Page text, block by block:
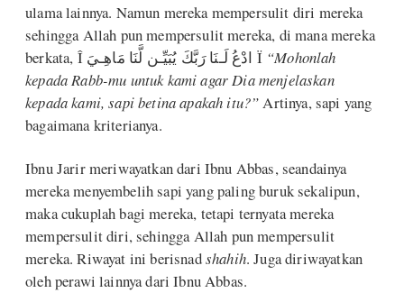
ulama lainnya. Namun mereka mempersulit diri mereka
sehingga Allah pun mempersulit mereka, di mana mereka
berkata, Î ادْعُ لَـنَا رَبَّكَ يُبَيِّـن لَّنَا مَاهِـيَ Ï “Mohonlah
kepada Rabb-mu untuk kami agar Dia menjelaskan
kepada kami, sapi betina apakah itu?”Artinya, sapi yang
bagaimana kriterianya.
Ibnu Jarir meriwayatkan dari Ibnu Abbas, seandainya
mereka menyembelih sapi yang paling buruk sekalipun,
maka cukuplah bagi mereka, tetapi ternyata mereka
mempersulit diri, sehingga Allah pun mempersulit
mereka. Riwayat ini berisnadshahih. Juga diriwayatkan
oleh perawi lainnya dari Ibnu Abbas.